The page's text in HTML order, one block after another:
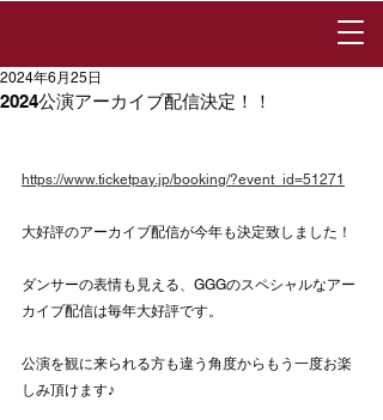
2024公演アーカイブ配信決定！！
2024年6月25日
https://www.ticketpay.jp/booking/?event_id=51271
大好評のアーカイブ配信が今年も決定致しました！
ダンサーの表情も見える、GGGのスペシャルなアー
カイブ配信は毎年大好評です。
公演を観に来られる方も違う角度からもう一度お楽
しみ頂けます♪